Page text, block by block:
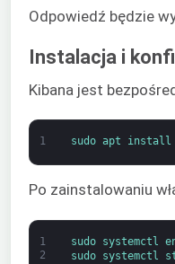
Odpowiedź będzie
Instalacja i
Kibana jest
1 sudo apt install
Po zainstalowaniu
1
2
sudo systemctl
sudo systemctl